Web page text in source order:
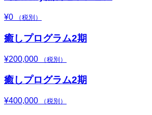
¥0 （税別）
癒しプログラム2期
¥200,000 （税別）
癒しプログラム2期
¥400,000 （税別）